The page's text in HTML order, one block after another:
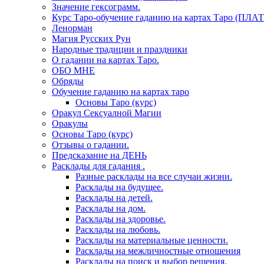
Значение гексограмм.
Курс Таро-обучение гаданию на картах Таро
Ленорман
Магия Русских Рун
Народные традиции и праздники
О гадании на картах Таро.
ОБО МНЕ
Обряды
Обучение гаданию на картах таро
Основы Таро (курс)
Оракул Сексуалной Магии
Оракулы
Основы Таро (курс)
Отзывы о гадании.
Предсказание на ДЕНЬ
Расклады для гадания .
Разные расклады на все случаи жизни.
Расклады на будущее.
Расклады на детей.
Расклады на дом.
Расклады на здоровье.
Расклады на любовь.
Расклады на материальные ценности.
Расклады на межличностные отношения
Расклады на поиск и выбор решения.